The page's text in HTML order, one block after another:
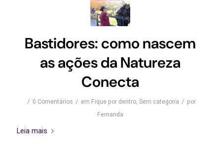
Bastidores: como nascem
as ações da Natureza
Conecta
/ 0 Comentários / em Fique por dentro ,Sem categoria / por
Fernanda
Leia mais